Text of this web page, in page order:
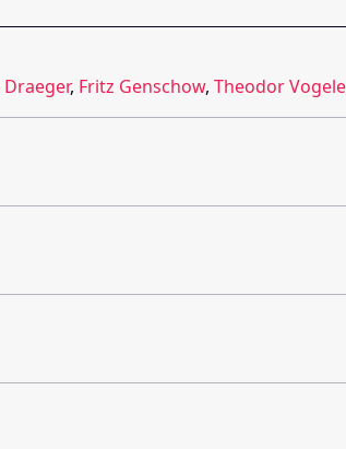
, Fritz Genschow, Theodor